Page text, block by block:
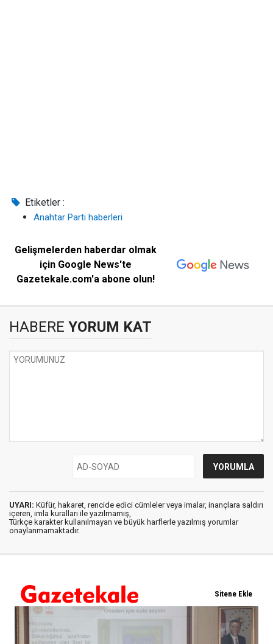
Etiketler :
Anahtar Parti haberleri
Gelişmelerden haberdar olmak
için Google News'te
Gazetekale.com'a abone olun!
HABERE YORUM KAT
UYARI: Küfür, hakaret, rencide edici cümleler veya imalar, inançlara saldırı
içeren, imla kuralları ile yazılmamış,
Türkçe karakter kullanılmayan ve büyük harflerle yazılmış yorumlar
onaylanmamaktadır.